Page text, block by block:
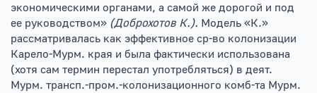
экономическими органами, а самой же дорогой и под
ее руководством» (Доброхотов К.). Модель «К.»
рассматривалась как эффективное ср-во колонизации
Карело-Мурм. края и была фактически использована
(хотя сам термин перестал употребляться) в деят.
Мурм. трансп.-пром.-колонизационного комб-та Мурм.